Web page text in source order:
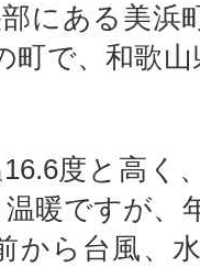
にある美浜
町で、和歌
度と高く
暖ですが、
から台風、